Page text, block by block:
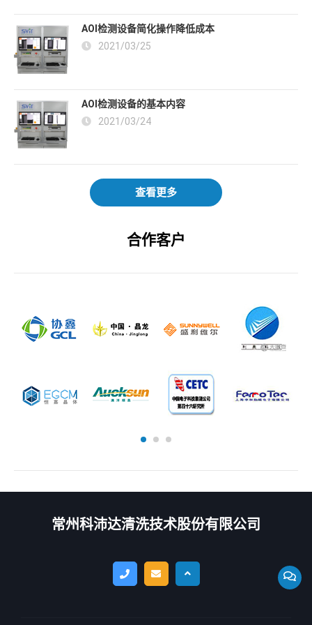
AOI检测设备简化操作降低成本
2021/03/25
AOI检测设备的基本内容
2021/03/24
查看更多
合作客户
常州科沛达清洗技术股份有限公司